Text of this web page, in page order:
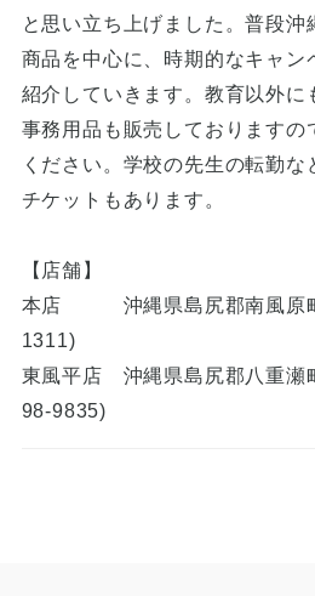
と思い立ち上げました。普段沖
商品を中心に、時期的なキャン
紹介していきます。教育以外に
事務用品も販売しておりますの
ください。学校の先生の転勤な
チケットもあります。
【店舗】
本店 沖縄県島尻郡南風原町
1311)
東風平店 沖縄県島尻郡八重瀬
98-9835)